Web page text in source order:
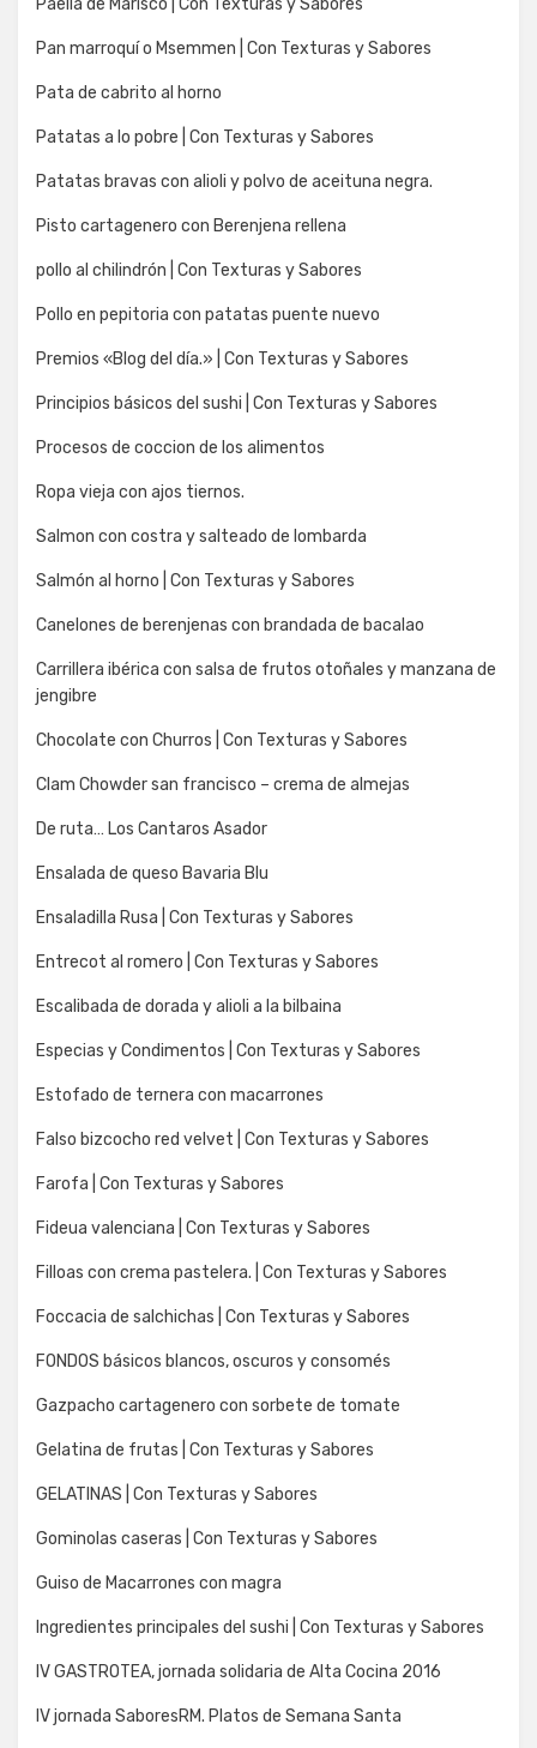
Pan marroquí o Msemmen | Con Texturas y Sabores
Pata de cabrito al horno
Patatas a lo pobre | Con Texturas y Sabores
Patatas bravas con alioli y polvo de aceituna negra.
Pisto cartagenero con Berenjena rellena
pollo al chilindrón | Con Texturas y Sabores
Pollo en pepitoria con patatas puente nuevo
Premios «Blog del día.» | Con Texturas y Sabores
Principios básicos del sushi | Con Texturas y Sabores
Procesos de coccion de los alimentos
Ropa vieja con ajos tiernos.
Salmon con costra y salteado de lombarda
Salmón al horno | Con Texturas y Sabores
Canelones de berenjenas con brandada de bacalao
Carrillera ibérica con salsa de frutos otoñales y manzana de
jengibre
Chocolate con Churros | Con Texturas y Sabores
Clam Chowder san francisco – crema de almejas
De ruta… Los Cantaros Asador
Ensalada de queso Bavaria Blu
Ensaladilla Rusa | Con Texturas y Sabores
Entrecot al romero | Con Texturas y Sabores
Escalibada de dorada y alioli a la bilbaina
Especias y Condimentos | Con Texturas y Sabores
Estofado de ternera con macarrones
Falso bizcocho red velvet | Con Texturas y Sabores
Farofa | Con Texturas y Sabores
Fideua valenciana | Con Texturas y Sabores
Filloas con crema pastelera. | Con Texturas y Sabores
Foccacia de salchichas | Con Texturas y Sabores
FONDOS básicos blancos, oscuros y consomés
Gazpacho cartagenero con sorbete de tomate
Gelatina de frutas | Con Texturas y Sabores
GELATINAS | Con Texturas y Sabores
Gominolas caseras | Con Texturas y Sabores
Guiso de Macarrones con magra
Ingredientes principales del sushi | Con Texturas y Sabores
IV GASTROTEA, jornada solidaria de Alta Cocina 2016
IV jornada SaboresRM. Platos de Semana Santa